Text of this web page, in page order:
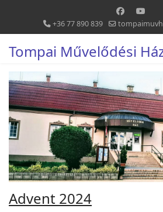
+36 77 890 839
Tompai Művelődési
Advent 2024